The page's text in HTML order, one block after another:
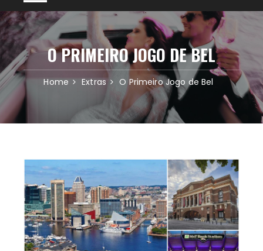
O PRIMEIRO JOGO DE BEL
Home Extras O Primeiro Jogo de Bel